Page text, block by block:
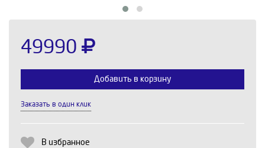
49990
Добавить в корзину
Заказать в один клик
В избранное